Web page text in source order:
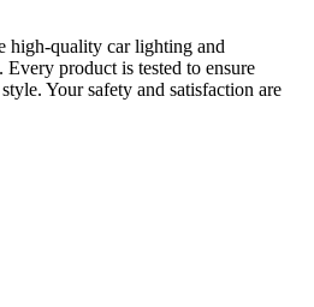
high-quality car lighting and
Every product is tested to ensure
Your safety and satisfaction are